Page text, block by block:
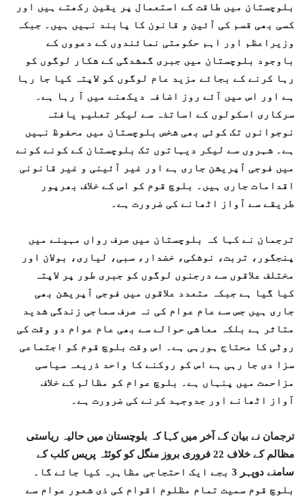
بلوچستان میں طاقت کے استعمال پر یقین رکھتے ہیں اور
کسی بھی قسم کی آئین و قانون کا پابند نہیں ہیں۔ جبکہ
وزیراعظم اور اہم حکومتی نمائندوں کے دعووں کے
باوجود بلوچستان میں جبری گمشدگی کے شکار لوگوں کو
رہا کرنے کے بجائے مزید عام لوگوں کو لاپتہ کیا جا رہا
ہے اور اس میں آئے روز اضافہ دیکھنے میں آ رہا ہے۔
سرکاری اسکولوں کے اساتذہ سے لیکر تعلیم یافتہ
نوجوانوں تک کوئی بھی شخص بلوچستان میں محفوظ نہیں
ہے۔ شہروں سے لیکر دیہاتوں تک بلوچستان کے کونے کونے
میں فوجی آپریشن جاری ہے اور غیر آئینی و غیر قانونی
اقدامات جاری ہیں۔ بلوچ قوم کو اس کے خلاف بھرپور
طریقے سے آواز اٹھانے کی ضرورت ہے۔
ترجمان نے کہا کہ بلوچستان میں صرف رواں مہینے میں
پنجگور، تربت، نوشکی، خضدار، سبی، لیاری، بولان اور
مختلف علاقوں سے درجنوں لوگوں کو جبری طور پر لاپتہ
کیا گیا ہے جبکہ متعدد علاقوں میں فوجی آپریشن بھی
جاری ہیں جس سے عام عوام کی نہ صرف سماجی زندگی شدید
متاثر ہے بلکہ معاشی حوالے سے بھی عام عوام دو وقت کی
روٹی کا محتاج ہورہی ہے۔ اس وقت بلوچ قوم کو اجتماعی
سزا دی جا رہی ہے اس کو روکنے کا واحد ذریعہ سیاسی
مزاحمت میں پنہاں ہے۔ بلوچ عوام کو مظالم کے خلاف
آواز اٹھانے اور جدوجہد کرنے کی ضرورت ہے۔
ترجمان نے بیان کے آخر میں کہا کہ بلوچستان میں حالیہ ریاستی
مظالم کے خلاف 22 فروری بروز منگل کو کوئٹہ پریس کلب کے
سامنے دوپہر 3 بجے ایک احتجاجی مظاہرہ کیا جائے گا۔
بلوچ قوم سمیت تمام مظلوم اقوام کی ذی شعور عوام سے